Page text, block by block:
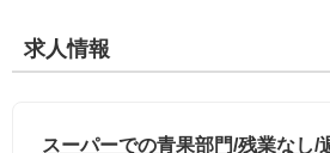
求人情報
スーパーでの青果部門/残業なし/